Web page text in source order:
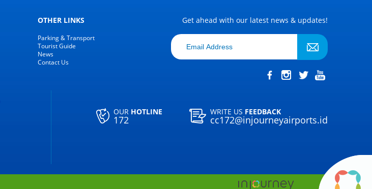
OTHER LINKS
Parking & Transport
Tourist Guide
News
Contact Us
Get ahead with our latest news & updates!
OUR HOTLINE
172
WRITE US FEEDBACK
cc172@injourneyairports.id